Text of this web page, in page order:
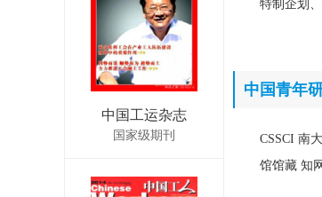
中国工运杂志
国家级期刊
特制企划
中国青年
CSSCI 南
馆馆藏 知